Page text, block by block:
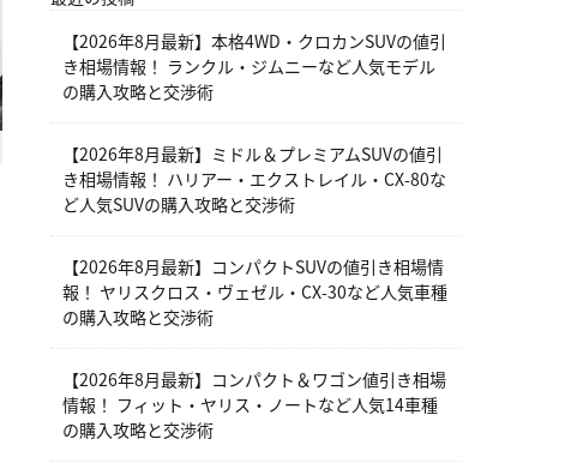
【2026年8月最新】本格4WD・クロカンSUVの値引
き相場情報！ ランクル・ジムニーなど人気モデル
の購入攻略と交渉術
【2026年8月最新】ミドル＆プレミアムSUVの値引
き相場情報！ ハリアー・エクストレイル・CX-80な
ど人気SUVの購入攻略と交渉術
【2026年8月最新】コンパクトSUVの値引き相場情
報！ ヤリスクロス・ヴェゼル・CX-30など人気車種
の購入攻略と交渉術
【2026年8月最新】コンパクト＆ワゴン値引き相場
情報！ フィット・ヤリス・ノートなど人気14車種
の購入攻略と交渉術